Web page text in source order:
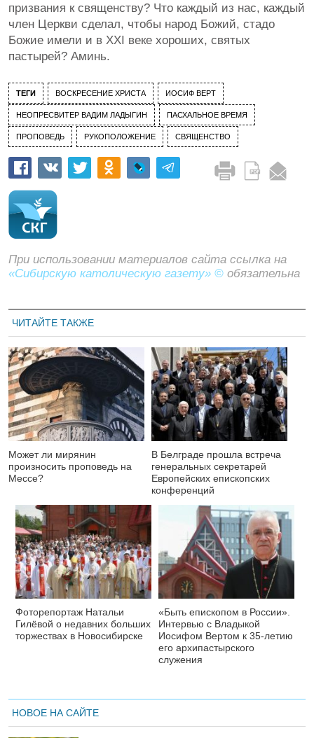
призвания к священству? Что каждый из нас, каждый
член Церкви сделал, чтобы народ Божий, стадо
Божие имели и в XXI веке хороших, святых
пастырей? Аминь.
ТЕГИ ВОСКРЕСЕНИЕ ХРИСТА ИОСИФ ВЕРТ
НЕОПРЕСВИТЕР ВАДИМ ЛАДЫГИН ПАСХАЛЬНОЕ ВРЕМЯ
ПРОПОВЕДЬ РУКОПОЛОЖЕНИЕ СВЯЩЕНСТВО
При использовании материалов сайта ссылка на
«Сибирскую католическую газету» © обязательна
ЧИТАЙТЕ ТАКЖЕ
Может ли мирянин
произносить проповедь на
Мессе?
В Белграде прошла встреча
генеральных секретарей
Европейских епископских
конференций
Фоторепортаж Натальи
Гилёвой о недавних больших
торжествах в Новосибирске
«Быть епископом в России».
Интервью с Владыкой
Иосифом Вертом к 35-летию
его архипастырского
служения
НОВОЕ НА САЙТЕ